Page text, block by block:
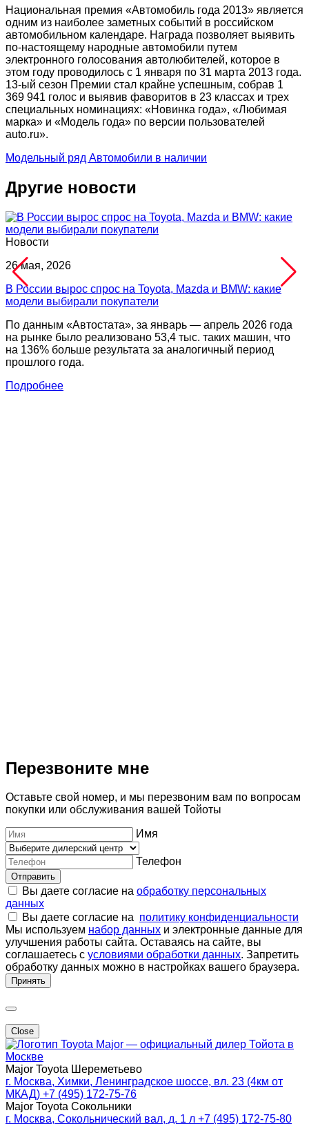
Национальная премия «Автомобиль года 2013» является
одним из наиболее заметных событий в российском
автомобильном календаре. Награда позволяет выявить
по-настоящему народные автомобили путем
электронного голосования автолюбителей, которое в
этом году проводилось с 1 января по 31 марта 2013 года.
13-ый сезон Премии стал крайне успешным, собрав 1
369 941 голос и выявив фаворитов в 23 классах и трех
специальных номинациях: «Новинка года», «Любимая
марка» и «Модель года» по версии пользователей
auto.ru».
Модельный ряд Автомобили в наличии
Другие новости
Новости
26 мая, 2026
В России вырос спрос на Toyota, Mazda и BMW: какие
модели выбирали покупатели
По данным «Автостата», за январь — апрель 2026 года
на рынке было реализовано 53,4 тыс. таких машин, что
на 136% больше результата за аналогичный период
прошлого года.
Подробнее
Перезвоните мне
Оставьте свой номер, и мы перезвоним вам по вопросам
покупки или обслуживания вашей Тойоты
Имя
Телефон
Отправить
Вы даете согласие на обработку персональных
данных
Вы даете согласие на политику конфиденциальности
Мы используем набор данных и электронные данные для
улучшения работы сайта. Оставаясь на сайте, вы
соглашаетесь с условиями обработки данных. Запретить
обработку данных можно в настройках вашего браузера.
Принять
Close
Major — официальный дилер Тойота в
Москве
Major Toyota Шереметьево
г. Москва, Химки, Ленинградское шоссе, вл. 23 (4км от
МКАД) +7 (495) 172-75-76
Major Toyota Сокольники
г. Москва, Сокольнический вал, д. 1 л +7 (495) 172-75-80